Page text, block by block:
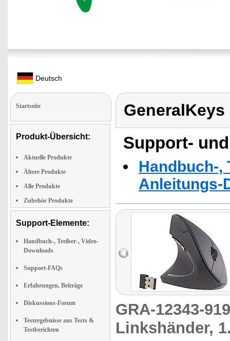
Deutsch
Startseite
Produkt-Übersicht:
Aktuelle Produkte
Ältere Produkte
Alle Produkte
Zubehör Produkte
Support-Elemente:
Handbuch-, Treiber-, Video-
Downloads
Support-FAQs
Erfahrungen, Beiträge
Diskussions-Forum
Testergebnisse aus Tests &
Testberichten
GeneralKeys
Support-
Handbuch-,
Anleitungs-
GRA-12343-
Linkshänder,